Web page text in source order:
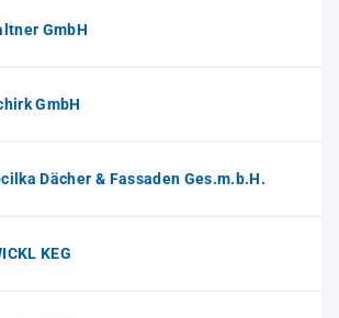
GmbH
GmbH
Dächer & Fassaden Ges.m.b.H.
KEG